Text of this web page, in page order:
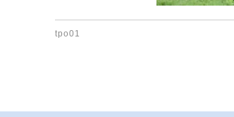
tpo01